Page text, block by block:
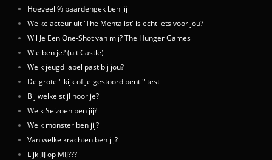
Hoeveel % paardengek ben jij
Welke acteur uit 'The Mentalist' is echt iets voor jou?
Wil Je Een One-Shot van mij? The Hunger Games
Wie ben je? (uit Castle)
Welk jeugd label past bij jou?
De grote " kijk of je gestoord bent " test
Bij welke stijl hoor je?
Welk Seizoen ben jij?
Welk monster ben jij?
Van welke krachten ben jij?
Lijk JIJ op MIJ???